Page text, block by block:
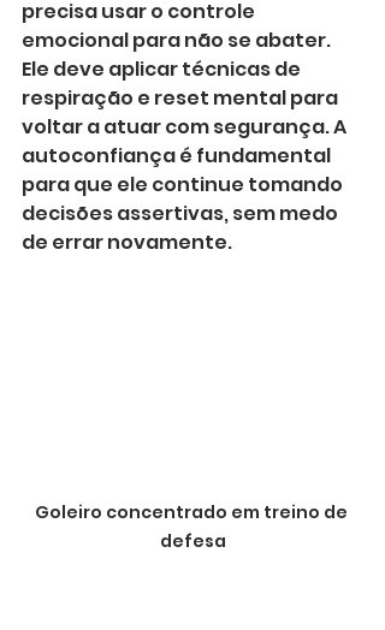
precisa usar o controle
emocional para não se abater.
Ele deve aplicar técnicas de
respiração e reset mental para
voltar a atuar com segurança. A
autoconfiança é fundamental
para que ele continue tomando
decisões assertivas, sem medo
de errar novamente.
Goleiro concentrado em treino de
defesa